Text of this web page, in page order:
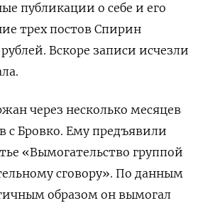
публикации о себе и его
трех постов Спирин
Вскоре записи исчезли
через несколько месяцев
с Бровко. Ему предъявили
«Вымогательство группой
сговору». По данным
образом он вымогал